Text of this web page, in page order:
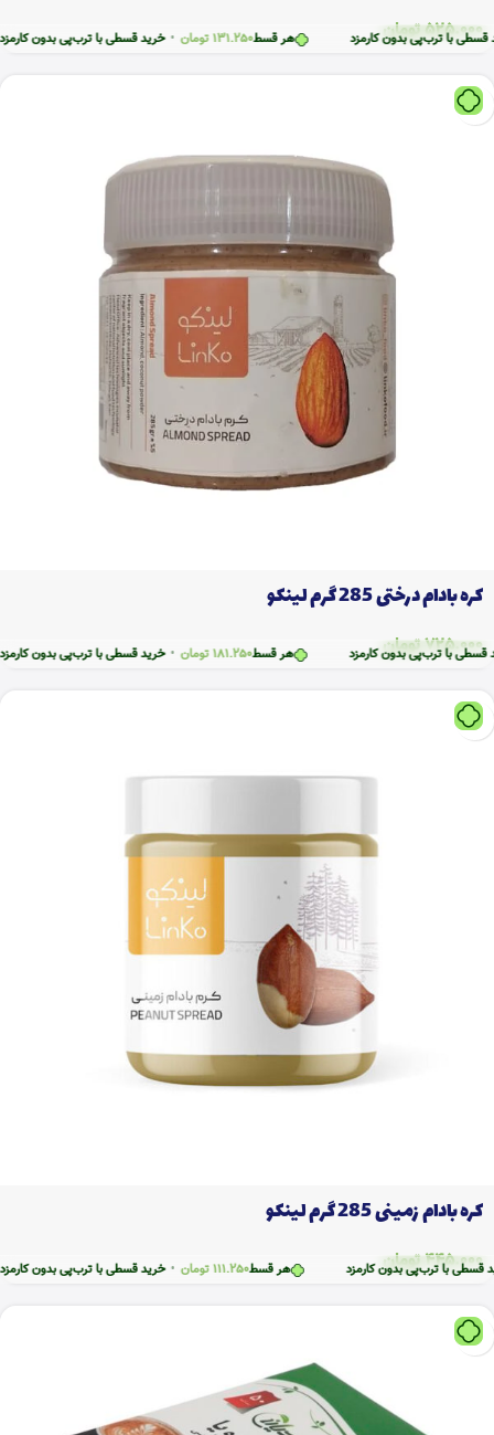
هر قسط131.250تومان • خرید قسطی با ترب‌پی بدون کارمزد بدون کارمزد
525.000تومان
هر قسط181.250تومان • خرید قسطی با ترب‌پی بدون کارمزد بدون کارمزد
کره بادام درختی 285 گرم لینکو
725.000تومان
هر قسط111.250تومان • خرید قسطی با ترب‌پی بدون کارمزد بدون کارمزد
کره بادام زمینی 285 گرم لینکو
445.000 تومان